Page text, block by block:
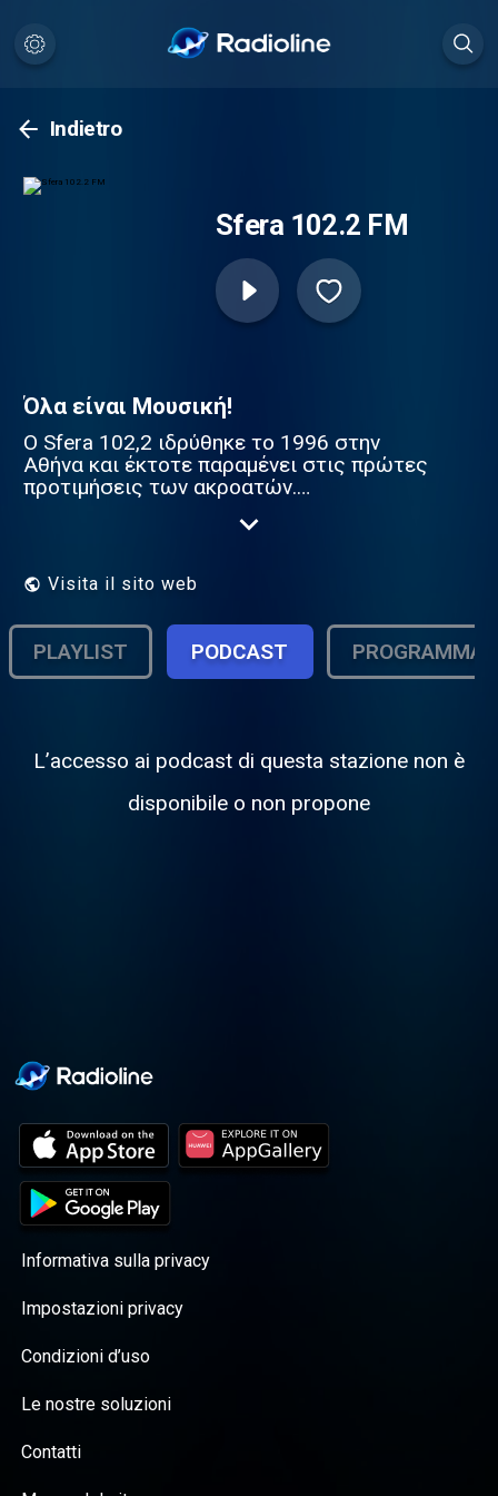
Indietro
Sfera 102.2 FM
Όλα είναι Μουσική!
Ο Sfera 102,2 ιδρύθηκε το 1996 στην
Αθήνα και έκτοτε παραμένει στις πρώτες
προτιμήσεις των ακροατών.
και εντάσσει στο μουσικό του
που αμέσως γίνονται επιτυχίες!
Visita il sito web
PLAYLIST PODCAST PROGRAMMA
L’accesso ai podcast di questa stazione non è
disponibile o non propone
Informativa sulla privacy
Impostazioni privacy
Condizioni d’uso
Le nostre soluzioni
Contatti